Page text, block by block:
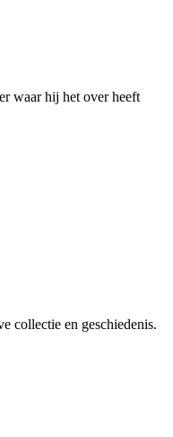
waar hij het over heeft
collectie en geschiedenis.